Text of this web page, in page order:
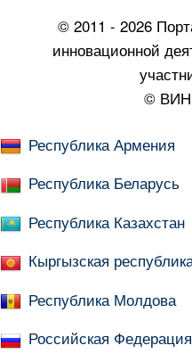
© 2011 - 2026
инновационной
©
Республика Армения
Республика Беларусь
Республика Казахстан
Кыргызская
Республика Молдова
Российская Федерация